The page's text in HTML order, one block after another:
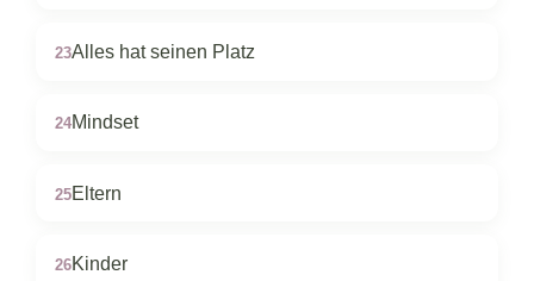
23Alles hat seinen Platz
24Mindset
25Eltern
26Kinder